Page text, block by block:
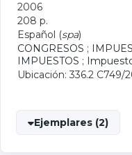
2006
208 p.
Español (spa)
CONGRESOS ;
IMPUESTOS ;
Ubicación: 336.2 C749/
Ejemplares (2)